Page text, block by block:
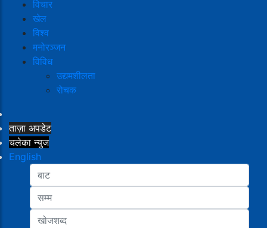
विचार
खेल
विश्व
मनोरञ्जन
विविध
उद्यमशीलता
रोचक
ताज़ा अपडेट
चलेका न्युज
English